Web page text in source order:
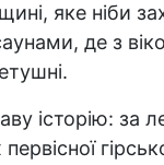
яке ніби
де з
історію: за